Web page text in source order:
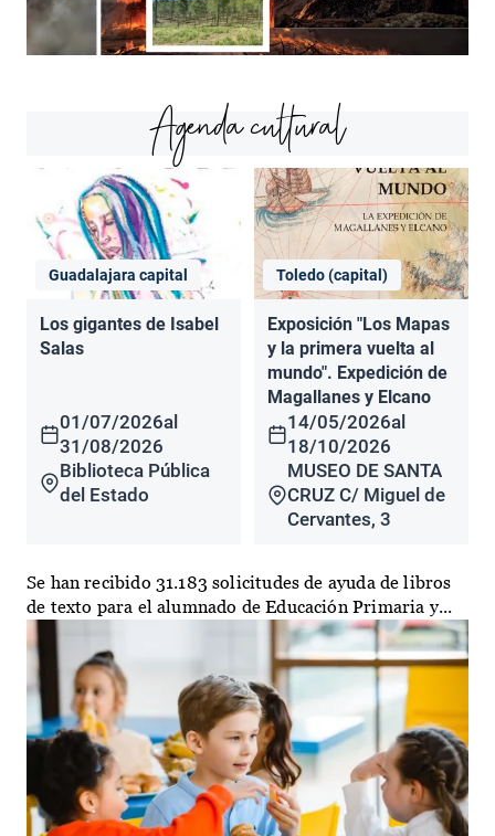
Agenda cultural
Guadalajara capital
Los gigantes de Isabel
Salas
01/07/2026al
31/08/2026
Biblioteca Pública
del Estado
Toledo (capital)
Exposición "Los Mapas
y la primera vuelta al
mundo". Expedición de
Magallanes y Elcano
14/05/2026al
18/10/2026
MUSEO DE SANTA
CRUZ C/ Miguel de
Cervantes, 3
Se han recibido 31.183 solicitudes de ayuda de libros
de texto para el alumnado de Educación Primaria y...